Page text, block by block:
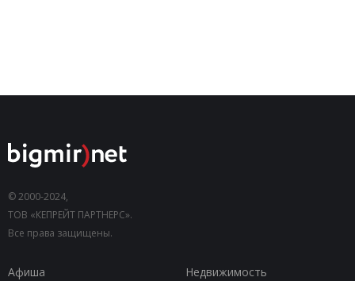
© 2000-2024,
ТОВ «КЕПРЕЙТ ПАРТНЕРС».
Все права защищены.
Афиша
Недвижимость